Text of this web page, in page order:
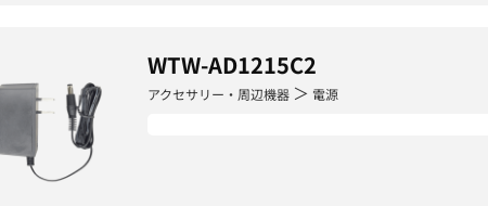
WTW-AD1215C2
アクセサリー・周辺機器 ＞ 電源